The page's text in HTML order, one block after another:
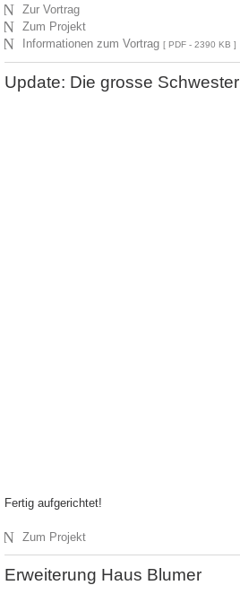
N Zur Vortrag
N Zum Projekt
N Informationen zum Vortrag[ PDF - 2390 KB ]
Update: Die grosse Schwester
Fertig aufgerichtet!
N Zum Projekt
Erweiterung Haus Blumer